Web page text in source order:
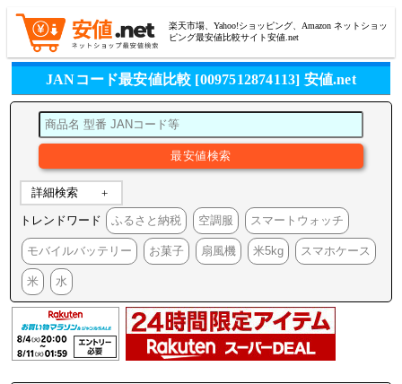
楽天市場、Yahoo!ショッピング、Amazon ネットショッ
ピング最安値比較サイト安値.net
JANコード最安値比較 [0097512874113] 安値.net
詳細検索
トレンドワード ふるさと納税 空調服 スマートウォッチ
モバイルバッテリー お菓子 扇風機 米5kg スマホケース
米 水